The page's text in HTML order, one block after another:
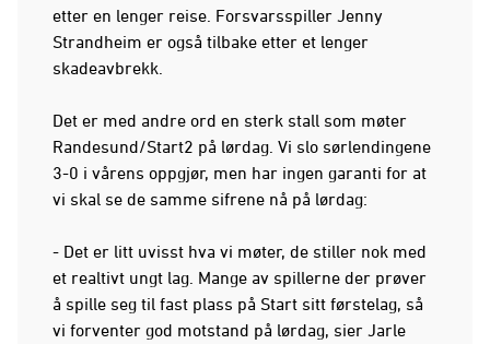
etter en lenger reise. Forsvarsspiller Jenny
Strandheim er også tilbake etter et lenger
skadeavbrekk.
Det er med andre ord en sterk stall som møter
Randesund/Start2 på lørdag. Vi slo sørlendingene
3-0 i vårens oppgjør, men har ingen garanti for at
vi skal se de samme sifrene nå på lørdag:
- Det er litt uvisst hva vi møter, de stiller nok med
et realtivt ungt lag. Mange av spillerne der prøver
å spille seg til fast plass på Start sitt førstelag, så
vi forventer god motstand på lørdag, sier Jarle